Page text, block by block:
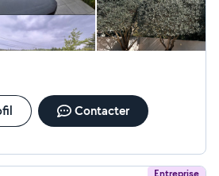
Contacter
Entreprise